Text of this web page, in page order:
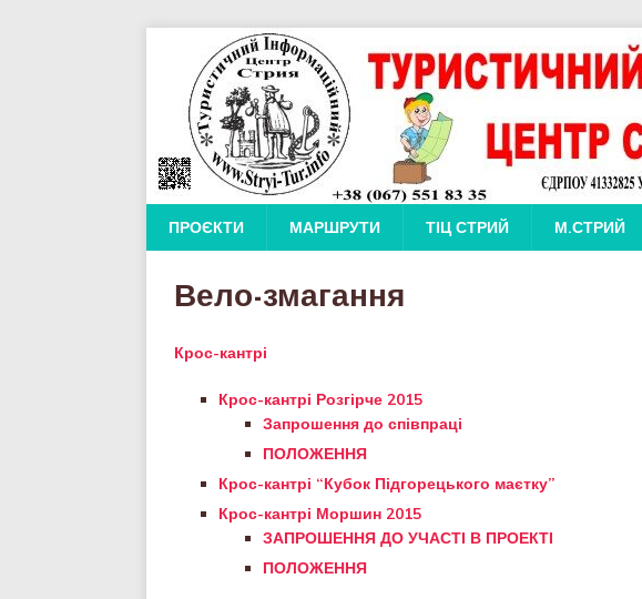
ПРОЄКТИ МАРШРУТИ ТІЦ СТРИЙ М.СТРИЙ
Вело-змагання
Крос-кантрі
Крос-кантрі Розгірче 2015
Запрошення до співпраці
ПОЛОЖЕННЯ
Крос-кантрі “Кубок Підгорецького маєтку”
Крос-кантрі Моршин 2015
ЗАПРОШЕННЯ ДО УЧАСТІ В ПРОЕКТІ
ПОЛОЖЕННЯ